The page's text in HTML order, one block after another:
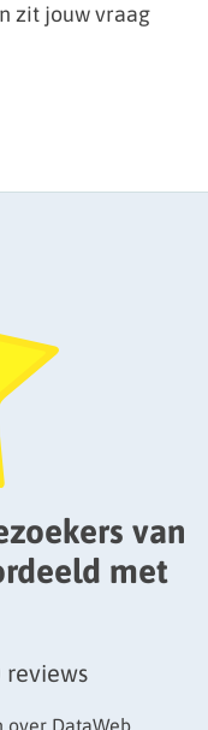
zit jouw vraag
van
met
reviews
over DataWeb